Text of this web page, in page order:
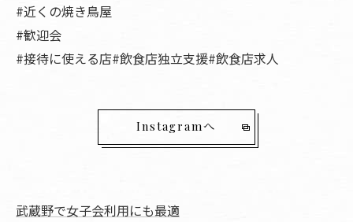
#近くの焼き鳥屋
#歓迎会
#接待に使える店#飲食店独立支援#飲食店求人
Instagramへ
武蔵野で女子会利用にも最適